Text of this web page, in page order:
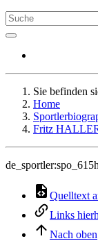
Sie befinden
Home
Fritz
de_sportler:spo_615h
Quelltext
Links
Nach oben